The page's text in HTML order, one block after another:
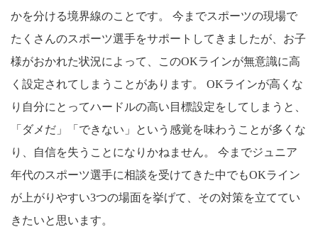
かを分ける境界線のことです。 今までスポーツの現場で
たくさんのスポーツ選手をサポートしてきましたが、お子
様がおかれた状況によって、このOKラインが無意識に高
く設定されてしまうことがあります。 OKラインが高くな
り自分にとってハードルの高い目標設定をしてしまうと、
「ダメだ」「できない」という感覚を味わうことが多くな
り、自信を失うことになりかねません。 今までジュニア
年代のスポーツ選手に相談を受けてきた中でもOKライン
が上がりやすい3つの場面を挙げて、その対策を立ててい
きたいと思います。